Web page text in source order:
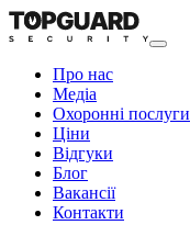
Про нас
Медіа
Охоронні послуги
Ціни
Відгуки
Блог
Ваканcії
Контакти